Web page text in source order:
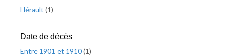
Hérault (1)
Date de décès
Entre 1901 et 1910(1)